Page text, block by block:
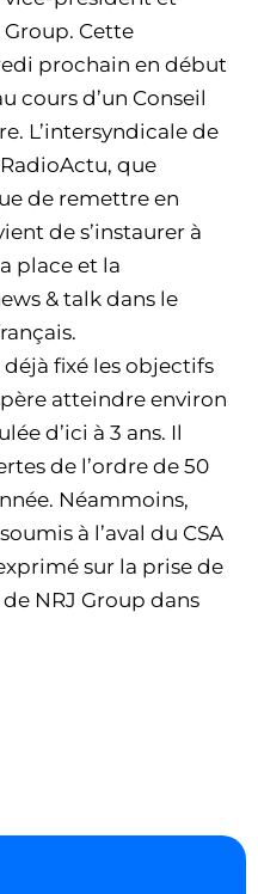
Cette
prochain en début
cours d’un Conseil
L’intersyndicale de
que
de remettre en
de s’instaurer à
place et la
& talk dans le
fixé les objectifs
atteindre environ
d’ici à 3 ans. Il
de l’ordre de 50
Néammoins,
à l’aval du CSA
sur la prise de
NRJ Group dans